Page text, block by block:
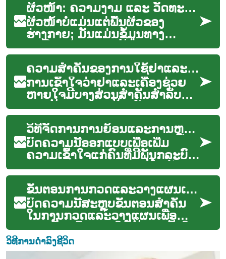
ຜິວໜ້າ: ຄວາມງາມ ແລະ ວັດທະນະທໍາ
ຜິວໜ້າບໍ່ແມ່ນແຕ່ພື້ນຜິວຂອງ
ຮ່າງກາຍ; ມັນແມ່ນຂໍ້ມູນທາງ
ປະສົບການ ແລະ ຕໍ່ຕ້ານທາງ
ສາທາລະນະທີ່ສະແດງອາລົມ,
ທິດທາງການດູແລຕົວເອງ ...
ຄວາມສຳຄັນຂອງການໃຊ້ຢາແລະເຄື່ອງຊ່ວຍຫາຍໃຈ
ການເຂົ້າໃຈວ່າຢາແລະເຄື່ອງຊ່ວຍ
ຫາຍໃຈມີບາງສ່ວນສໍາຄັນສໍາລັບ
ການຄຸ້ມຄອງແລະປ້ອງກັນການ
ລະບາດຂອງ COPD. ບົດຄວາມນີ້
ຈະອະທິບາຍກຽວກັບ...
ວິທີຈັດການການຍ້ອນແລະການຫຼຸດອາການ
ບົດຄວາມນີ້ອອກແບບເພື່ອເພີ່ມ
ຄວາມເຂົ້າໃຈແກ່ຄົນທີ່ມີພັນຸກລະບົບ
ປະຈຳຢ່າງ COPD: ການປ້ອງກັນ,
ການກວດສອບ, ການດູແລຕົວເອງ,
ແລະການ...
ຂັ້ນຕອນການກວດແລະວາງແຜນເພື່ອແທນຟັນ
ບົດຄວາມນີ້ສະຫຼຸບຂັ້ນຕອນສໍາຄັນ
ໃນການກວດແລະວາງແຜນເພື່ອ
ແທນຟັນ ເພື່ອຊ່ວຍໃຫ້ຜູ້ອ່ານເຂົ້າໃຈ
ການປືກສາທາງການແພດຟັນ, ການ
ປູນກະດູກ...
ວິທີການດຳລົງຊີວິດ